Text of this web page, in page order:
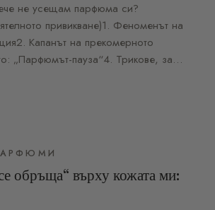
не усещам парфюма си?
привикване)1. Феноменът на
Капанът на прекомерното
„Парфюмът-пауза“4. Трикове, за…
обръща“ върху кожата ми: